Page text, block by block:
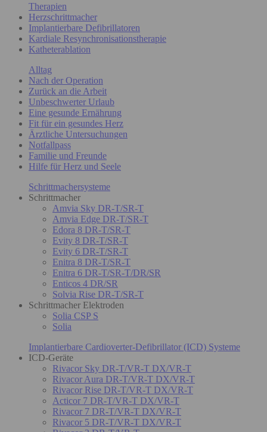
Therapien
Herzschrittmacher
Implantierbare Defibrillatoren
Kardiale Resynchronisationstherapie
Katheterablation
Alltag
Nach der Operation
Zurück an die Arbeit
Unbeschwerter Urlaub
Eine gesunde Ernährung
Fit für ein gesundes Herz
Ärztliche Untersuchungen
Notfallpass
Familie und Freunde
Hilfe für Herz und Seele
Schrittmachersysteme
Schrittmacher
Amvia Sky DR-T/SR-T
Amvia Edge DR-T/SR-T
Edora 8 DR-T/SR-T
Evity 8 DR-T/SR-T
Evity 6 DR-T/SR-T
Enitra 8 DR-T/SR-T
Enitra 6 DR-T/SR-T/DR/SR
Enticos 4 DR/SR
Solvia Rise DR-T/SR-T
Schrittmacher Elektroden
Solia CSP S
Solia
Implantierbare Cardioverter-Defibrillator (ICD) Systeme
ICD-Geräte
Rivacor Sky DR-T/VR-T DX/VR-T
Rivacor Aura DR-T/VR-T DX/VR-T
Rivacor Rise DR-T/VR-T DX/VR-T
Acticor 7 DR-T/VR-T DX/VR-T
Rivacor 7 DR-T/VR-T DX/VR-T
Rivacor 5 DR-T/VR-T DX/VR-T